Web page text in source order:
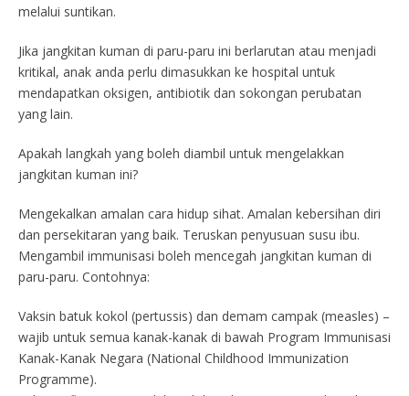
melalui suntikan.
Jika jangkitan kuman di paru-paru ini berlarutan atau menjadi
kritikal, anak anda perlu dimasukkan ke hospital untuk
mendapatkan oksigen, antibiotik dan sokongan perubatan
yang lain.
Apakah langkah yang boleh diambil untuk mengelakkan
jangkitan kuman ini?
Mengekalkan amalan cara hidup sihat. Amalan kebersihan diri
dan persekitaran yang baik. Teruskan penyusuan susu ibu.
Mengambil immunisasi boleh mencegah jangkitan kuman di
paru-paru. Contohnya:
Vaksin batuk kokol (pertussis) dan demam campak (measles) –
wajib untuk semua kanak-kanak di bawah Program Immunisasi
Kanak-Kanak Negara (National Childhood Immunization
Programme).